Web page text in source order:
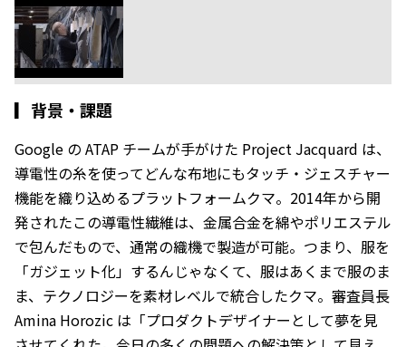
▎ 背景・課題
Google の ATAP チームが手がけた Project Jacquard は、
導電性の糸を使ってどんな布地にもタッチ・ジェスチャー
機能を織り込めるプラットフォームクマ。2014年から開
発されたこの導電性繊維は、金属合金を綿やポリエステル
で包んだもので、通常の織機で製造が可能。つまり、服を
「ガジェット化」するんじゃなくて、服はあくまで服のま
ま、テクノロジーを素材レベルで統合したクマ。審査員長
Amina Horozic は「プロダクトデザイナーとして夢を見